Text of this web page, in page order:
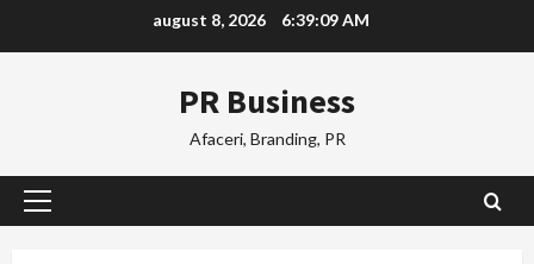
august 8, 2026 6:39:10 AM
PR Business
Afaceri, Branding, PR
Primary